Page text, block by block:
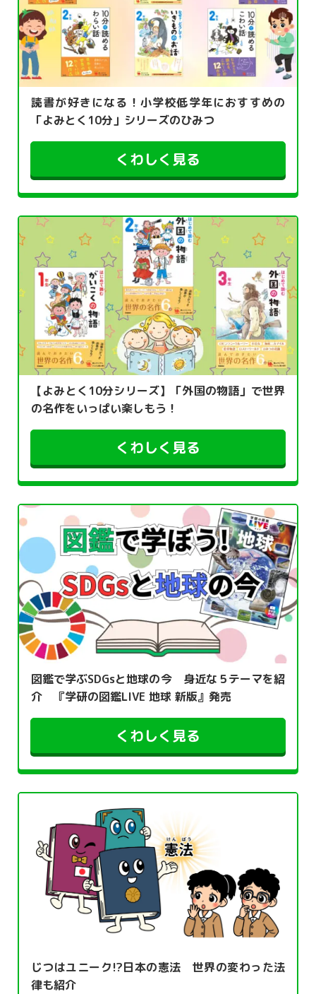
読書が好きになる！小学校低学年におすすめの
「よみとく10分」シリーズのひみつ
くわしく見る
【よみとく10分シリーズ】「外国の物語」で世界
の名作をいっぱい楽しもう！
くわしく見る
図鑑で学ぶSDGsと地球の今 身近な５テーマを紹
介 『学研の図鑑LIVE 地球 新版』発売
くわしく見る
じつはユニーク!?日本の憲法 世界の変わった法
律も紹介